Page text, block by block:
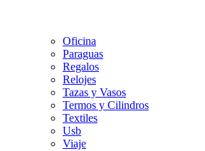
Oficina
Paraguas
Regalos
Relojes
Tazas y Vasos
Termos y Cilindros
Textiles
Usb
Viaje